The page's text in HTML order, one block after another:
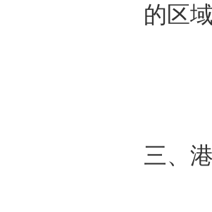
的区
三、